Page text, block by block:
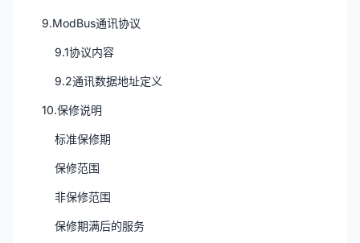
9.ModBus通讯协议
9.1协议内容
9.2通讯数据地址定义
10.保修说明
标准保修期
保修范围
非保修范围
保修期满后的服务